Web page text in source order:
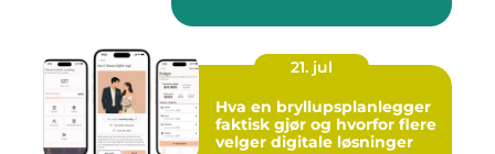
21. jul
Hva en bryllupsplanlegger
faktisk gjør og hvorfor flere
velger digitale løsninger